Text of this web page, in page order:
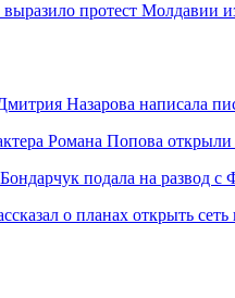
протест Молдавии
Назарова написала
Романа Попова
подала на развод
о планах открыть